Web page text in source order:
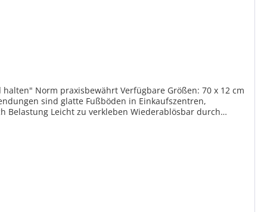
Norm praxisbewährt Verfügbare Größen: 70 x 12 cm
sind glatte Fußböden in Einkaufszentren,
Belastung Leicht zu verkleben Wiederablösbar durch